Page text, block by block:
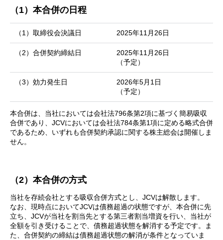
（1）本合併の日程
（1）取締役会決議日 2025年11月26日
（2）合併契約締結日
2025年11月26日
（予定）
（3）効力発生日
2026年5月1日
（予定）
本合併は、当社においては会社法796条第2項に基づく簡易吸収
合併であり、JCVにおいては会社法784条第1項に定める略式合併
であるため、いずれも合併契約承認に関する株主総会は開催しま
せん。
（2）本合併の方式
当社を存続会社とする吸収合併方式とし、JCVは解散します。
なお、現時点においてJCVは債務超過の状態ですが、本合併に先
立ち、JCVが当社を割当先とする第三者割当増資を行い、当社が
全額を引き受けることで、債務超過状態を解消する予定です。ま
た、合併契約の締結は債務超過状態の解消が条件となっていま